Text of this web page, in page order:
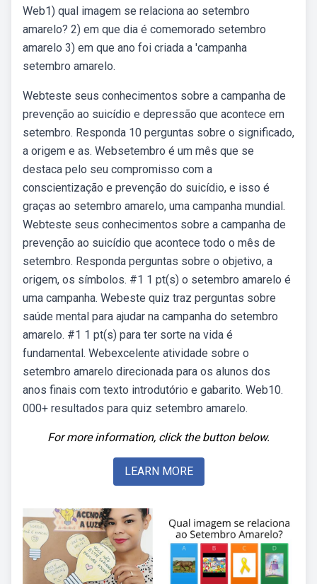
Web1) qual imagem se relaciona ao setembro
amarelo? 2) em que dia é comemorado setembro
amarelo 3) em que ano foi criada a 'campanha
setembro amarelo.
Webteste seus conhecimentos sobre a campanha de
prevenção ao suicídio e depressão que acontece em
setembro. Responda 10 perguntas sobre o significado,
a origem e as. Websetembro é um mês que se
destaca pelo seu compromisso com a
conscientização e prevenção do suicídio, e isso é
graças ao setembro amarelo, uma campanha mundial.
Webteste seus conhecimentos sobre a campanha de
prevenção ao suicídio que acontece todo o mês de
setembro. Responda perguntas sobre o objetivo, a
origem, os símbolos. #1 1 pt(s) o setembro amarelo é
uma campanha. Webeste quiz traz perguntas sobre
saúde mental para ajudar na campanha do setembro
amarelo. #1 1 pt(s) para ter sorte na vida é
fundamental. Webexcelente atividade sobre o
setembro amarelo direcionada para os alunos dos
anos finais com texto introdutório e gabarito. Web10.
000+ resultados para quiz setembro amarelo.
For more information, click the button below.
LEARN MORE